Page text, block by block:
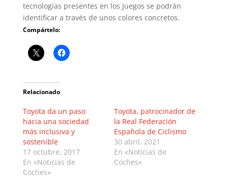
tecnologías presentes en los Juegos se podrán
identificar a través de unos colores concretos.
Compártelo:
Relacionado
Toyota da un paso
hacia una sociedad
más inclusiva y
sostenible
17 octubre, 2017
En «Noticias de
Coches»
Toyota, patrocinador de
la Real Federación
Española de Ciclismo
30 abril, 2021
En «Noticias de
Coches»